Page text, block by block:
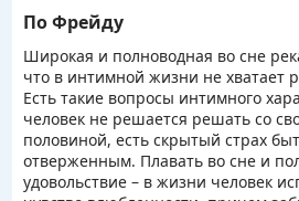
По Фрейду
Широкая и полноводная во сне
что в интимной жизни не хватает
Есть такие вопросы интимного
человек не решается решать со
половиной, есть скрытый страх
отверженным. Плавать во сне и
удовольствие – в жизни человек